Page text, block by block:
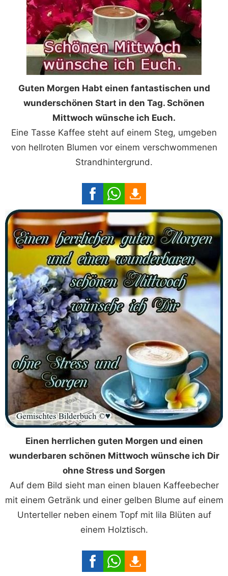
Guten Morgen Habt einen fantastischen und
wunderschönen Start in den Tag. Schönen
Mittwoch wünsche ich Euch.
Eine Tasse Kaffee steht auf einem Steg, umgeben
von hellroten Blumen vor einem verschwommenen
Strandhintergrund.
Einen herrlichen guten Morgen und einen
wunderbaren schönen Mittwoch wünsche ich Dir
ohne Stress und Sorgen
Auf dem Bild sieht man einen blauen Kaffeebecher
mit einem Getränk und einer gelben Blume auf einem
Unterteller neben einem Topf mit lila Blüten auf
einem Holztisch.